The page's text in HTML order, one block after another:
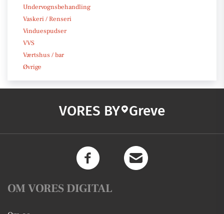
Undervognsbehandling
Vaskeri / Renseri
Vinduespudser
VVS
Værtshus / bar
Øvrige
VORES BY Greve
OM VORES DIGITAL